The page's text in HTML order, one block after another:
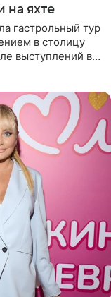
на яхте
гастрольный тур
в столицу
выступлений в